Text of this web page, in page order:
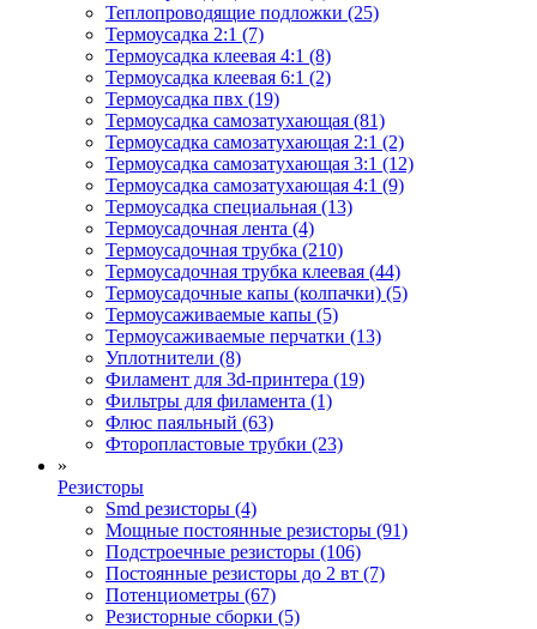
Теплопроводящие подложки (25)
Термоусадка 2:1 (7)
Термоусадка клеевая 4:1 (8)
Термоусадка клеевая 6:1 (2)
Термоусадка пвх (19)
Термоусадка самозатухающая (81)
Термоусадка самозатухающая 2:1 (2)
Термоусадка самозатухающая 3:1 (12)
Термоусадка самозатухающая 4:1 (9)
Термоусадка специальная (13)
Термоусадочная лента (4)
Термоусадочная трубка (210)
Термоусадочная трубка клеевая (44)
Термоусадочные капы (колпачки) (5)
Термоусаживаемые капы (5)
Термоусаживаемые перчатки (13)
Уплотнители (8)
Филамент для 3d-принтера (19)
Фильтры для филамента (1)
Флюс паяльный (63)
Фторопластовые трубки (23)
»
Резисторы
Smd резисторы (4)
Мощные постоянные резисторы (91)
Подстроечные резисторы (106)
Постоянные резисторы до 2 вт (7)
Потенциометры (67)
Резисторные сборки (5)